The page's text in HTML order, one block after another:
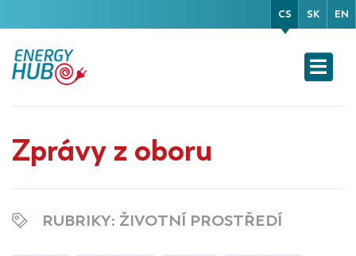
CS SK EN
Zprávy z oboru
RUBRIKY: ŽIVOTNÍ PROSTŘEDÍ